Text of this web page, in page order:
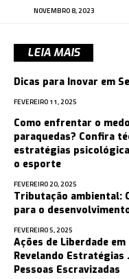
NOVEMBRO 8, 2023
LEIA MAIS
Dicas para Inovar em
FEVEREIRO 11, 2025
Como enfrentar o
paraquedas? Confira
estratégias
o esporte
FEVEREIRO 20, 2025
Tributação ambiental:
para o
FEVEREIRO 5, 2025
Ações de Liberdade em
Revelando Estratégias
Pessoas Escravizadas